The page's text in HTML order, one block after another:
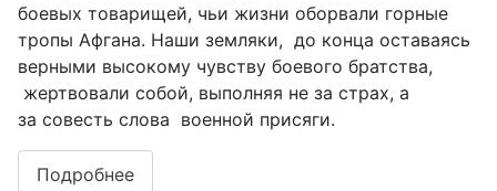
боевых товарищей, чьи жизни оборвали горные
тропы Афгана. Наши земляки, до конца оставаясь
верными высокому чувству боевого братства,
жертвовали собой, выполняя не за страх, а
за совесть слова военной присяги.
Подробнее